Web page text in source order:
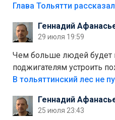
аттракционам слабо
лежала в парке и
украли.
Геннадий
29 июля 19:59
Чем больше людей будет
поджигателям устроить
костры,тех надо
Штрафы мизерные.
Геннадий
25 июля 23:43